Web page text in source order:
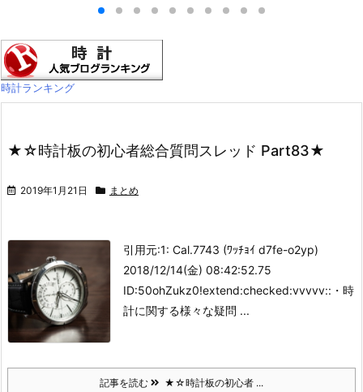
時計ランキング
★☆時計板の初心者総合質問スレッド Part83★
2019年1月21日 まとめ
引用元:1: Cal.7743 (ﾜｯﾁｮｲ d7fe-o2yp)
2018/12/14(金) 08:42:52.75
ID:50ohZukz0!extend:checked:vvvvv:: ・時
計に関する様々な疑問 ...
記事を読む ★☆時計板の初心者 ...